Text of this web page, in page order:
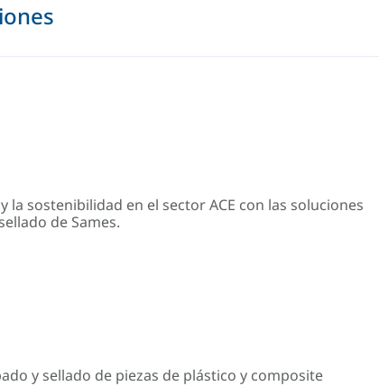
sostenibilidad en el sector ACE con las soluciones
de Sames.
y sellado de piezas de plástico y composite